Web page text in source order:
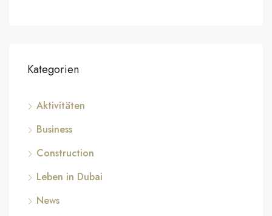
Kategorien
Aktivitäten
Business
Construction
Leben in Dubai
News